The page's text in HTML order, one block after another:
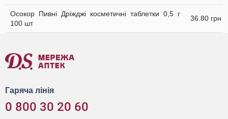
Осокор Пивні Дріжджі косметичні таблетки 0,5 г
100 шт
36.80 грн
Гаряча лінія
0 800 30 20 60